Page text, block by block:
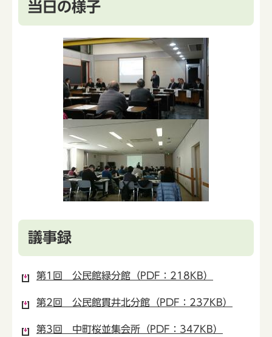
当日の様子
議事録
第1回 公民館緑分館（PDF：218KB）
第2回 公民館貫井北分館（PDF：237KB）
第3回 中町桜並集会所（PDF：347KB）